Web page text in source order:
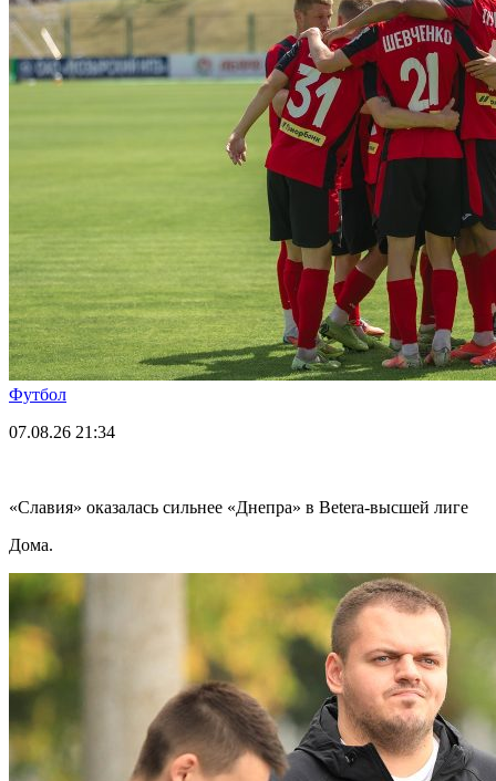
Футбол
07.08.26 21:34
«Славия» оказалась сильнее «Днепра» в Betera-высшей лиге
Дома.